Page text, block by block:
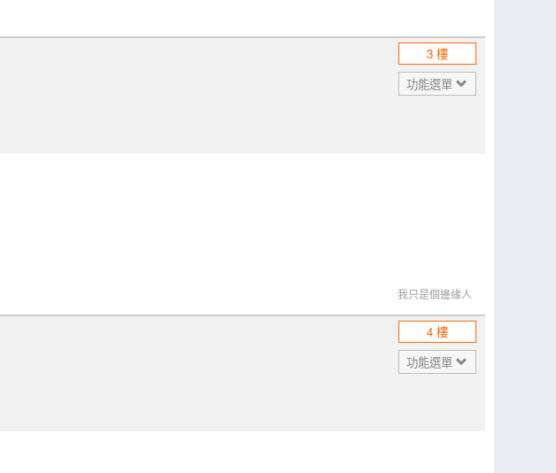
3 樓
功能選單
我只是個邊緣人
4 樓
功能選單